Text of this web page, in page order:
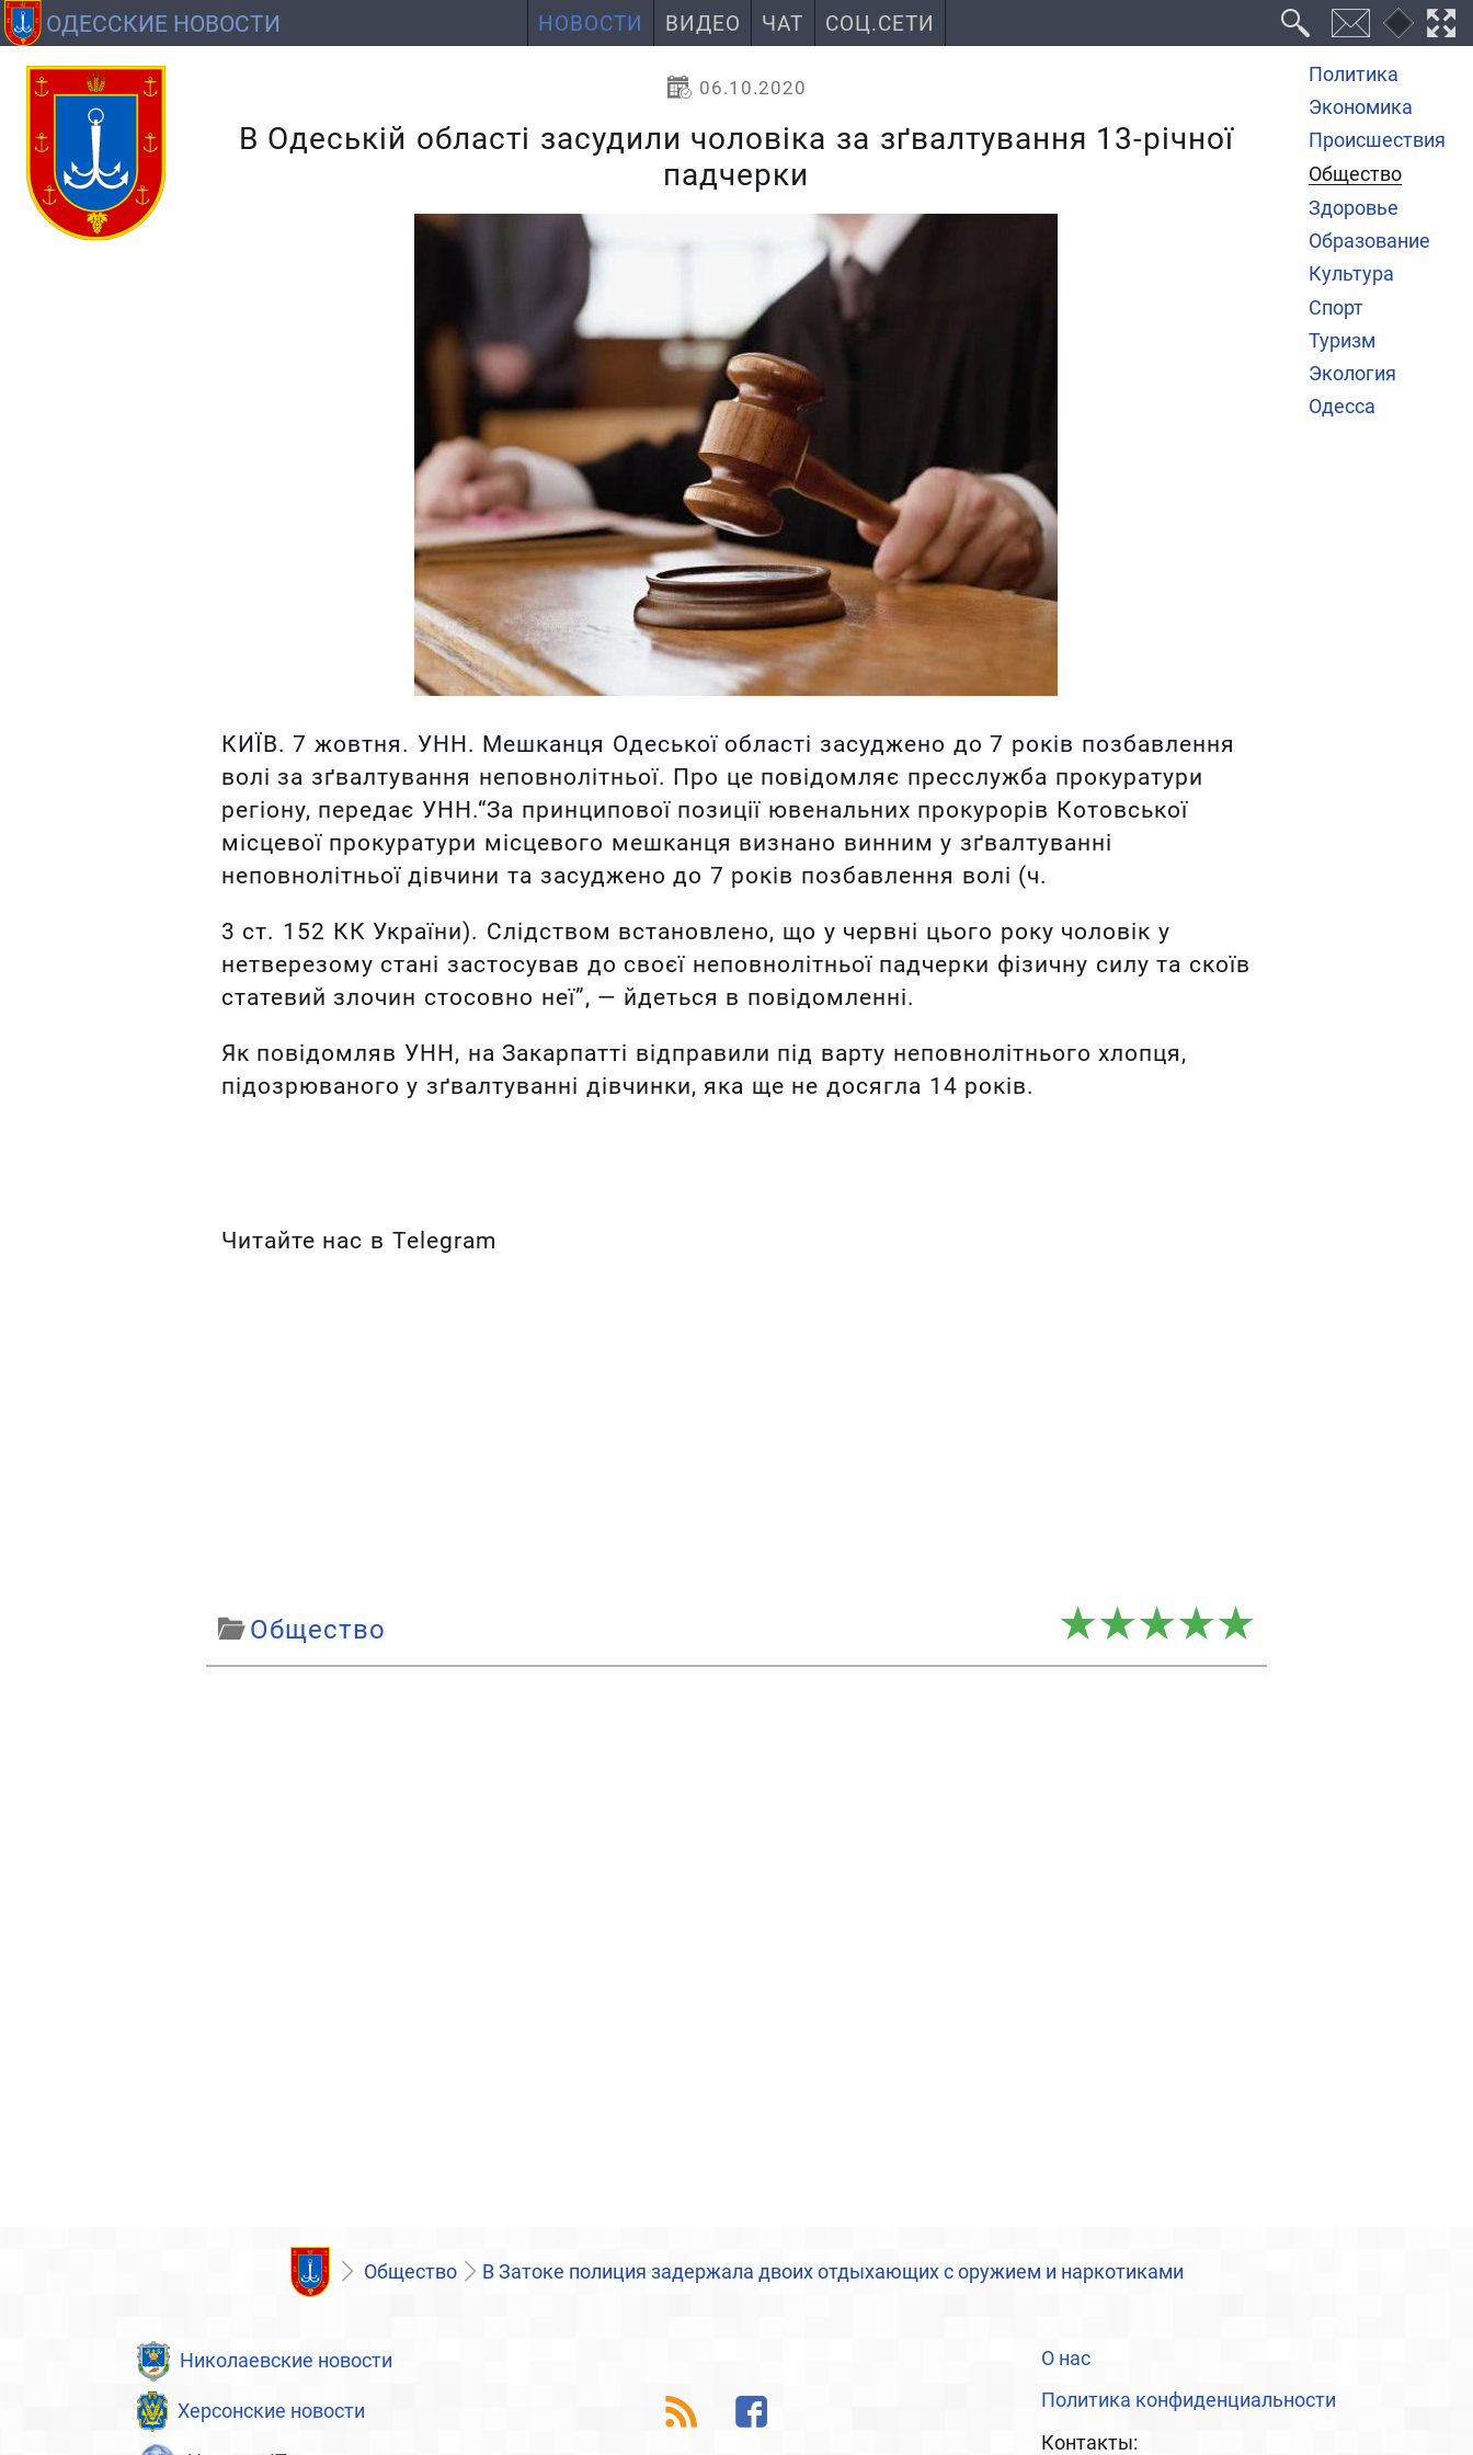
ОДЕССКИЕ НОВОСТИ НОВОСТИ ВИДЕО ЧАТ СОЦ.СЕТИ
Политика
Экономика
Происшествия
Общество
Здоровье
Образование
Культура
Спорт
Туризм
Экология
Одесса
06.10.2020
В Одеській області засудили чоловіка за зґвалтування 13-річної
падчерки
КИЇВ. 7 жовтня. УНН. Мешканця Одеської області засуджено до 7 років позбавлення
волі за зґвалтування неповнолітньої. Про це повідомляє пресслужба прокуратури
регіону, передає УНН.“За принципової позиції ювенальних прокурорів Котовської
місцевої прокуратури місцевого мешканця визнано винним у зґвалтуванні
неповнолітньої дівчини та засуджено до 7 років позбавлення волі (ч.
3 ст. 152 КК України). Слідством встановлено, що у червні цього року чоловік у
нетверезому стані застосував до своєї неповнолітньої падчерки фізичну силу та скоїв
статевий злочин стосовно неї”, — йдеться в повідомленні.
Як повідомляв УНН, на Закарпатті відправили під варту неповнолітнього хлопця,
підозрюваного у зґвалтуванні дівчинки, яка ще не досягла 14 років.
Читайте нас в Telegram
Общество
Общество В Затоке полиция задержала двоих отдыхающих с оружием и наркотиками
Николаевские новости
Херсонские новости
О нас
Политика конфиденциальности
Контакты: